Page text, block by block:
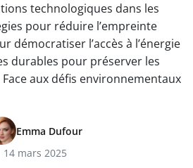
technologiques dans les
pour réduire l’empreinte
démocratiser l’accès à l’énergie
durables pour préserver les
aux défis environnementaux
Emma Dufour
14 mars 2025